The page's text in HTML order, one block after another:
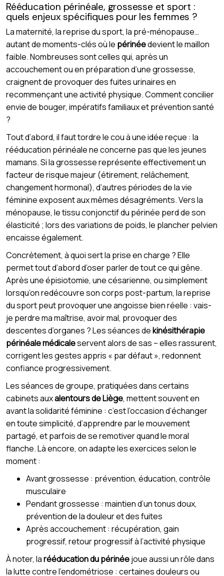
Rééducation périnéale, grossesse et sport :
quels enjeux spécifiques pour les femmes ?
La maternité, la reprise du sport, la pré-ménopause…
autant de moments-clés où le périnéedevient le maillon
faible. Nombreuses sont celles qui, après un
accouchement ou en préparation d’une grossesse,
craignent de provoquer des fuites urinaires en
recommençant une activité physique. Comment concilier
envie de bouger, impératifs familiaux et prévention santé
?
Tout d’abord, il faut tordre le cou à une idée reçue : la
rééducation périnéale ne concerne pas que les jeunes
mamans. Si la grossesse représente effectivement un
facteur de risque majeur (étirement, relâchement,
changement hormonal), d’autres périodes de la vie
féminine exposent aux mêmes désagréments. Vers la
ménopause, le tissu conjonctif du périnée perd de son
élasticité ; lors des variations de poids, le plancher pelvien
encaisse également.
Concrètement, à quoi sert la prise en charge ? Elle
permet tout d’abord d’oser parler de tout ce qui gêne.
Après une épisiotomie, une césarienne, ou simplement
lorsqu’on redécouvre son corps post-partum, la reprise
du sport peut provoquer une angoisse bien réelle : vais-
je perdre ma maîtrise, avoir mal, provoquer des
descentes d’organes ? Les séances dekinésithérapie
périnéale médicaleservent alors de sas – elles rassurent,
corrigent les gestes appris « par défaut », redonnent
confiance progressivement.
Les séances de groupe, pratiquées dans certains
cabinets auxalentours de Liège, mettent souvent en
avant la solidarité féminine : c’est l’occasion d’échanger
en toute simplicité, d’apprendre par le mouvement
partagé, et parfois de se remotiver quand le moral
flanche. Là encore, on adapte les exercices selon le
moment :
Avant grossesse : prévention, éducation, contrôle
musculaire
Pendant grossesse : maintien d’un tonus doux,
prévention de la douleur et des fuites
Après accouchement : récupération, gain
progressif, retour progressif à l’activité physique
À noter, larééducation du périnéejoue aussi un rôle dans
la lutte contre l’endométriose : certaines douleurs ou